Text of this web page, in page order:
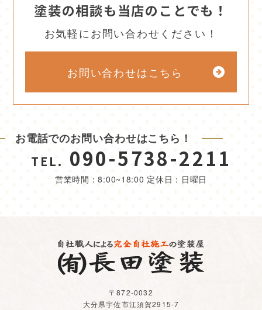
塗装の相談も当店のことでも！
お気軽にお問い合わせください！
お問い合わせはこちら
お電話でのお問い合わせはこちら！
TEL. 090-5738-2211
営業時間：8:00~18:00 定休日：日曜日
〒872-0032
大分県宇佐市江須賀2915-7